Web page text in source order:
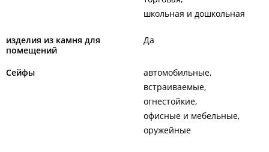
школьная и дошкольная
изделия из камня для
помещений
Да
Сейфы
автомобильные
встраиваемые
огнестойкие
офисные и мебельные
оружейные